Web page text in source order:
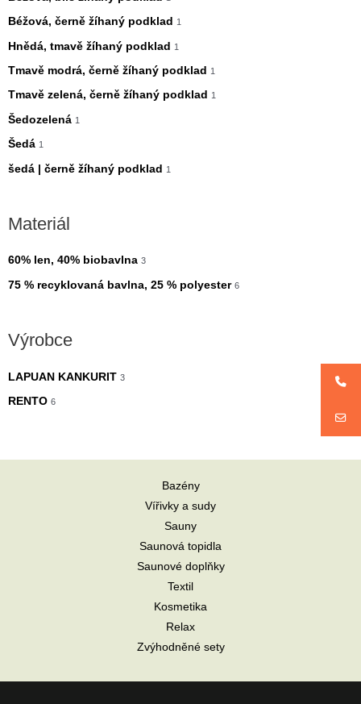
Béžová, černě žíhaný podklad 1
Hnědá, tmavě žíhaný podklad 1
Tmavě modrá, černě žíhaný podklad 1
Tmavě zelená, černě žíhaný podklad 1
Šedozelená 1
Šedá 1
šedá | černě žíhaný podklad 1
Materiál
60% len, 40% biobavlna 3
75 % recyklovaná bavlna, 25 % polyester 6
Výrobce
LAPUAN KANKURIT 3
RENTO 6
Bazény
Vířivky a sudy
Sauny
Saunová topidla
Saunové doplňky
Textil
Kosmetika
Relax
Zvýhodněné sety